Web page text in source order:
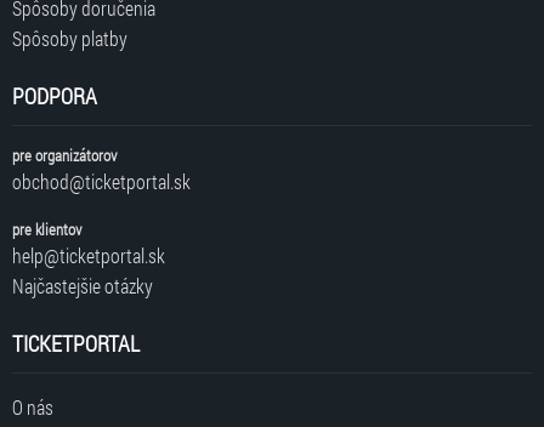
Spôsoby doručenia
Spôsoby platby
PODPORA
pre organizátorov
obchod@ticketportal.sk
pre klientov
help@ticketportal.sk
Najčastejšie otázky
TICKETPORTAL
O nás